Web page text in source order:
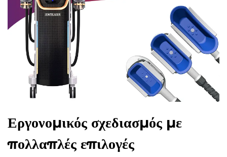
Εργονομικός σχεδιασμός με
πολλαπλές επιλογές